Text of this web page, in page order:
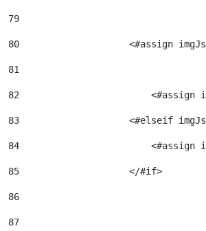
79
80
<#assign
81
82
83
<#elseif
84
85
                    </#if>
86
87